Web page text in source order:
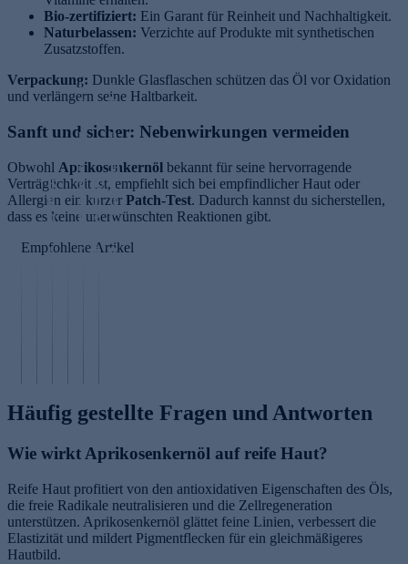
Bio-zertifiziert: Ein Garant für Reinheit und Nachhaltigkeit.
Naturbelassen: Verzichte auf Produkte mit synthetischen
Zusatzstoffen.
Verpackung: Dunkle Glasflaschen schützen das Öl vor Oxidation
und verlängern seine Haltbarkeit.
Sanft und sicher: Nebenwirkungen vermeiden
Obwohl Aprikosenkernöl bekannt für seine hervorragende
Verträglichkeit ist, empfiehlt sich bei empfindlicher Haut oder
Allergien ein kurzer Patch-Test. Dadurch kannst du sicherstellen,
dass es keine unerwünschten Reaktionen gibt.
Empfohlene Artikel
K
u
p
r
n
ti
p
e
g
e
f
r
U
n
e
e
c
h
n
H
a
u
t
o
Häufig gestellte Fragen und Antworten
Wie wirkt Aprikosenkernöl auf reife Haut?
Reife Haut profitiert von den antioxidativen Eigenschaften des Öls,
die freie Radikale neutralisieren und die Zellregeneration
unterstützen. Aprikosenkernöl glättet feine Linien, verbessert die
Elastizität und mildert Pigmentflecken für ein gleichmäßigeres
Hautbild.